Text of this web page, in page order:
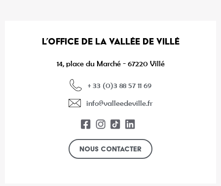
L’OFFICE DE LA VALLÉE DE VILLÉ
14, place du Marché - 67220 Villé
+ 33 (0)3 88 57 11 69
info@valleedeville.fr
Nous contacter